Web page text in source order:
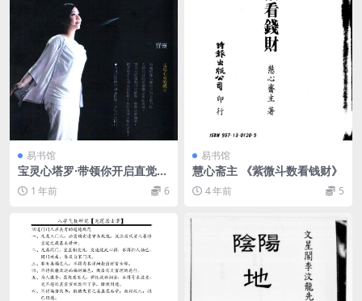
易书馆
宝灵心塔罗·带领你开启直觉的
78堂塔罗课
1 年前 6
易书馆
慧心斋主 《紫微斗数看钱财》
4 年前 5